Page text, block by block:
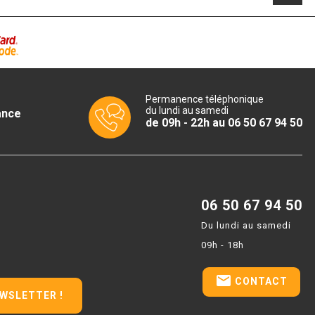
Permanence téléphonique
du lundi au samedi
de 09h - 22h au 06 50 67 94 50
!
06 50 67 94 50
Du lundi au samedi
09h - 18h
email CONTACT